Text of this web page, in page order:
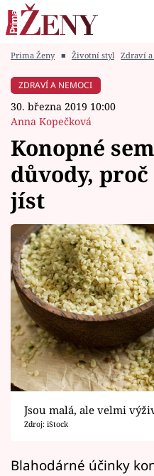
Módní alarm
Zrádci
Témata
Celebrity
Vztahy
Seriály
Horoskopy
Sledujte prima+
Filmový festival
Pořady
Mámy sobě
Prima Ženy ■ Životní styl Zdraví
ZDRAVÍ A NEMOCI
30. března 2019 10:00
Anna Kopečková
Konopné
důvody,
jíst
Jsou malá, ale velmi
Zdroj: iStock
Blahodárné účinky